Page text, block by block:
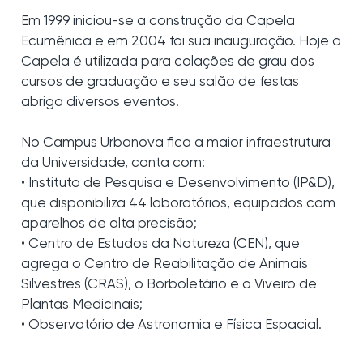
Em 1999 iniciou-se a construção da Capela
Ecumênica e em 2004 foi sua inauguração. Hoje a
Capela é utilizada para colações de grau dos
cursos de graduação e seu salão de festas
abriga diversos eventos.
No Campus Urbanova fica a maior infraestrutura
da Universidade, conta com:
• Instituto de Pesquisa e Desenvolvimento (IP&D),
que disponibiliza 44 laboratórios, equipados com
aparelhos de alta precisão;
• Centro de Estudos da Natureza (CEN), que
agrega o Centro de Reabilitação de Animais
Silvestres (CRAS), o Borboletário e o Viveiro de
Plantas Medicinais;
• Observatório de Astronomia e Física Espacial.